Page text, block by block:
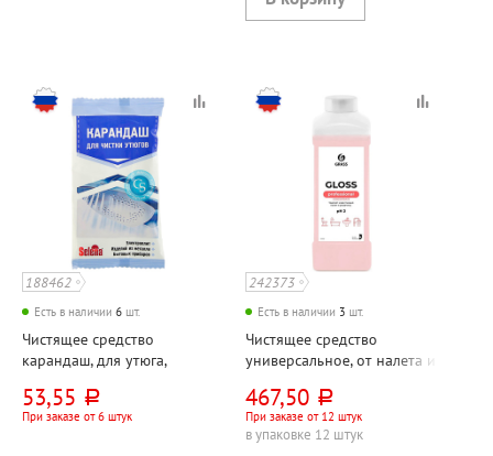
188462
Есть в наличии 6 шт.
Чистящее средство
карандаш, для утюга,
53,55 руб.
При заказе от 6 штук
242373
Есть в наличии 3 шт.
Чистящее средство
универсальное, от налета и
(Gloss)", "Концентрат
(Concentrate)", 1л, флакон
467,50 руб.
При заказе от 12 штук
в упаковке 12 штук